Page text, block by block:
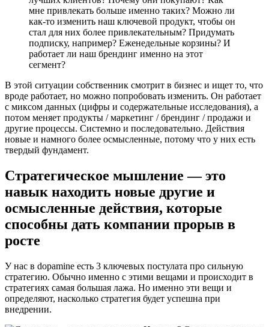
мне привлекать больше именно таких? Можно ли
как-то изменить наш ключевой продукт, чтобы он
стал для них более привлекательным? Придумать
подписку, например? Еженедельные корзины? И
работает ли наш брендинг именно на этот
сегмент?
В этой ситуации собственник смотрит в бизнес и ищет то, что
вроде работает, но можно попробовать изменить. Он работает
с миксом данных (цифры и содержательные исследования), а
потом меняет продукты / маркетинг / брендинг / продажи и
другие процессы. Системно и последовательно. Действия
новые и намного более осмысленные, потому что у них есть
твердый фундамент.
Стратегическое мышление — это
навык находить новые другие и
осмысленные действия, которые
способны дать компании прорыв в
росте
У нас в dopamine есть 3 ключевых постулата про сильную
стратегию. Обычно именно с этими вещами и происходит в
стратегиях самая большая лажа. Но именно эти вещи и
определяют, насколько стратегия будет успешна при
внедрении.